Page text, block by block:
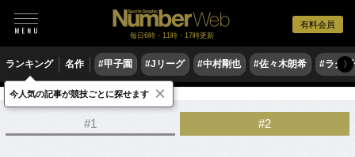
有料会員
毎日6時・11時・17時更新
ランキング 名作 #甲子園 #Jリーグ #中村剛也 #佐々木朗希 #ラグ〉
野球 MLB
#1 #2
今人気の記事が競技ごとに探せます ×